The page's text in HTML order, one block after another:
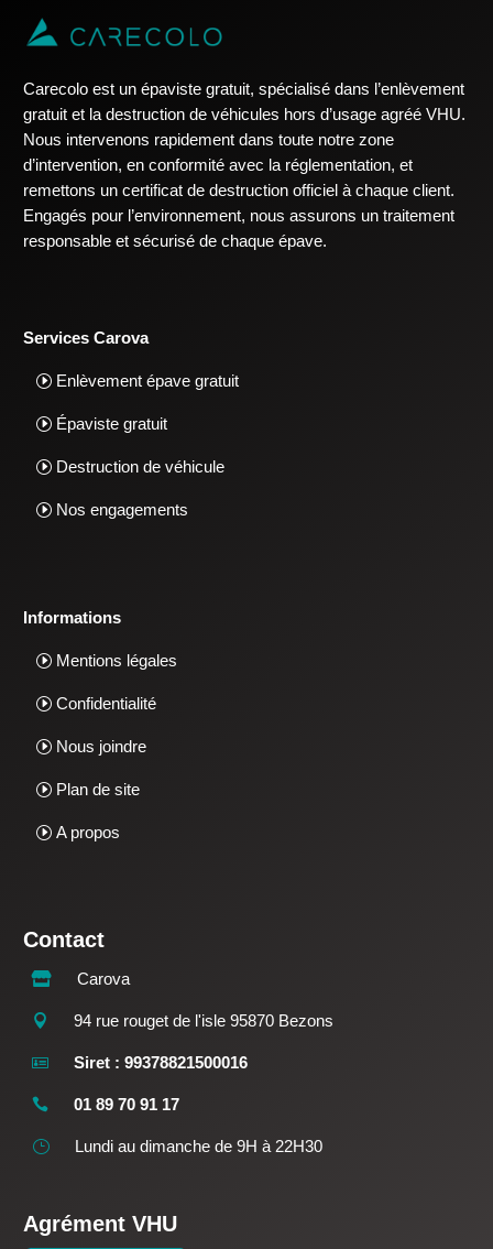
Carecolo est un épaviste gratuit, spécialisé dans l’enlèvement
gratuit et la destruction de véhicules hors d’usage agréé VHU.
Nous intervenons rapidement dans toute notre zone
d’intervention, en conformité avec la réglementation, et
remettons un certificat de destruction officiel à chaque client.
Engagés pour l’environnement, nous assurons un traitement
responsable et sécurisé de chaque épave.
Services Carova
Enlèvement épave gratuit
Épaviste gratuit
Destruction de véhicule
Nos engagements
Informations
Mentions légales
Confidentialité
Nous joindre
Plan de site
A propos
Contact
 Carova
 94 rue rouget de l'isle 95870 Bezons
 Siret : 99378821500016
 01 89 70 91 17
} Lundi au dimanche de 9H à 22H30
Agrément VHU